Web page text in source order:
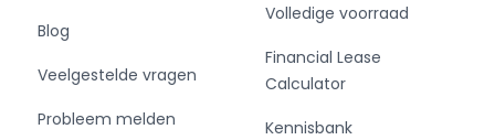
Blog
Veelgestelde vragen
Probleem melden
Volledige voorraad
Financial Lease
Calculator
Kennisbank